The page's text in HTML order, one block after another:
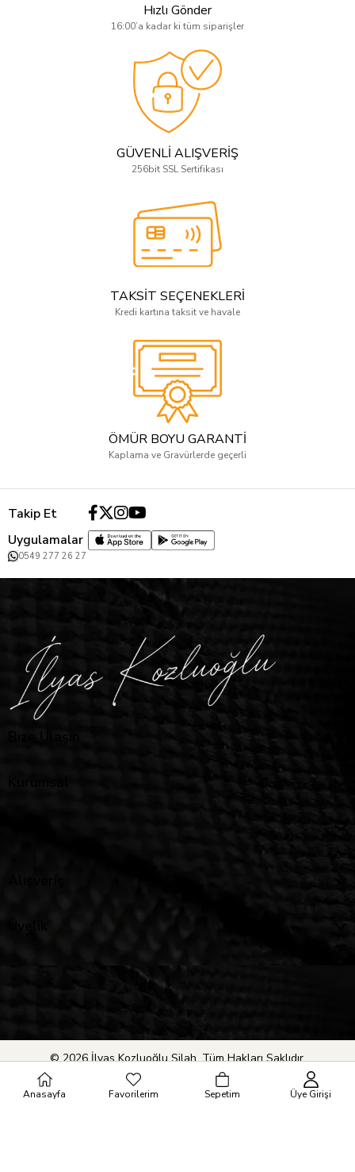
Hızlı Gönder
16:00’a kadar ki tüm siparişler
GÜVENLİ ALIŞVERİŞ
256bit SSL Sertifikası
TAKSİT SEÇENEKLERİ
Kredi kartına taksit ve havale
ÖMÜR BOYU GARANTİ
Kaplama ve Gravürlerde geçerli
Takip Et
Uygulamalar
0549 277 26 27
© 2026 İlyas Kozluoğlu Silah. Tüm Hakları Saklıdır.
Anasayfa Favorilerim Sepetim Üye Girişi